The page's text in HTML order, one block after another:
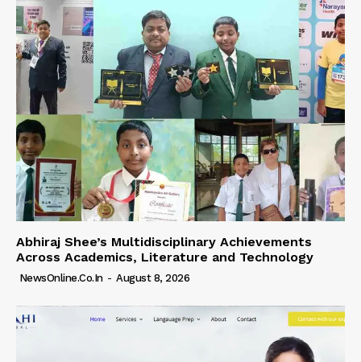
Abhiraj Shee’s Multidisciplinary Achievements
Across Academics, Literature and Technology
NewsOnline.co.in - August 8, 2026